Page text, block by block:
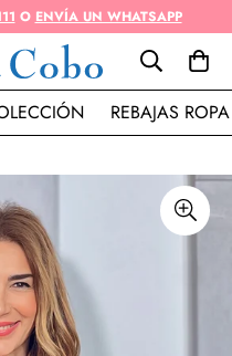
O ENVÍA UN WHATSAPP
REBAJAS ROPA